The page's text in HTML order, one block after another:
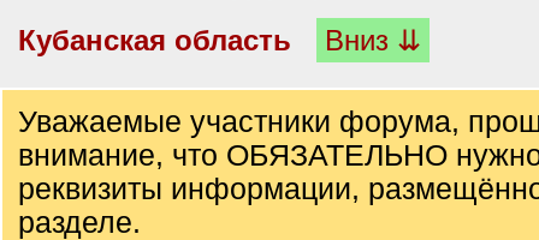
Кубанская область
Вниз ⇊
Уважаемые участники форума,
внимание, что ОБЯЗАТЕЛЬНО нужно
реквизиты информации,
разделе.